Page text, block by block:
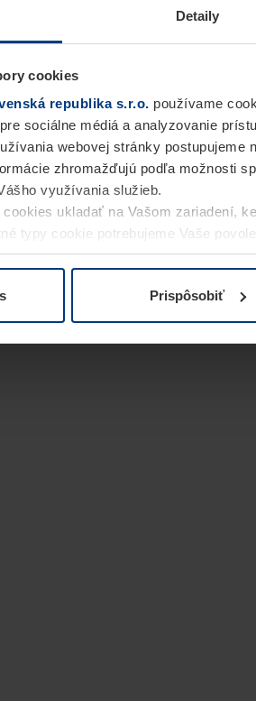
Detaily
cookies
republika s.r.o. používame
sociálne médiá a analyzovanie
webovej stránky postupujeme
zhromažďujú podľa možnosti
využívania služieb.
ukladať na Vašom zariadení,
typy cookie potrebujeme Vaše
na stránkeVyhlásenie o ochrane
Prispôsobiť